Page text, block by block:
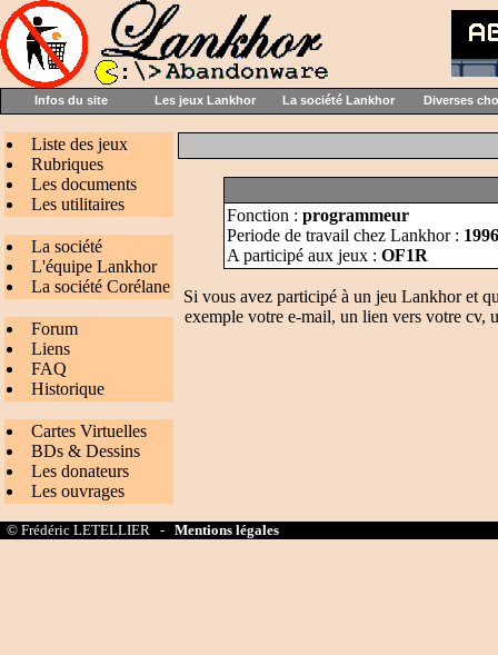
Infos du site Les jeux Lankhor La société Lankhor Diverses
Liste des jeux
Rubriques
Les documents
Les utilitaires
La société
L'équipe Lankhor
La société Corélane
Forum
Liens
FAQ
Historique
Cartes Virtuelles
BDs & Dessins
Les donateurs
Les ouvrages
Fonction : programmeur
Periode de travail chez Lankhor :
A participé aux jeux : OF1R
Si vous avez participé à un jeu Lankhor et
exemple votre e-mail, un lien vers votre cv,
© Frédéric LETELLIER - Mentions légales